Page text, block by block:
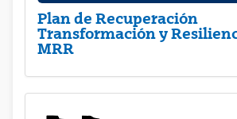
Plan de Recuperación
Transformación y
MRR